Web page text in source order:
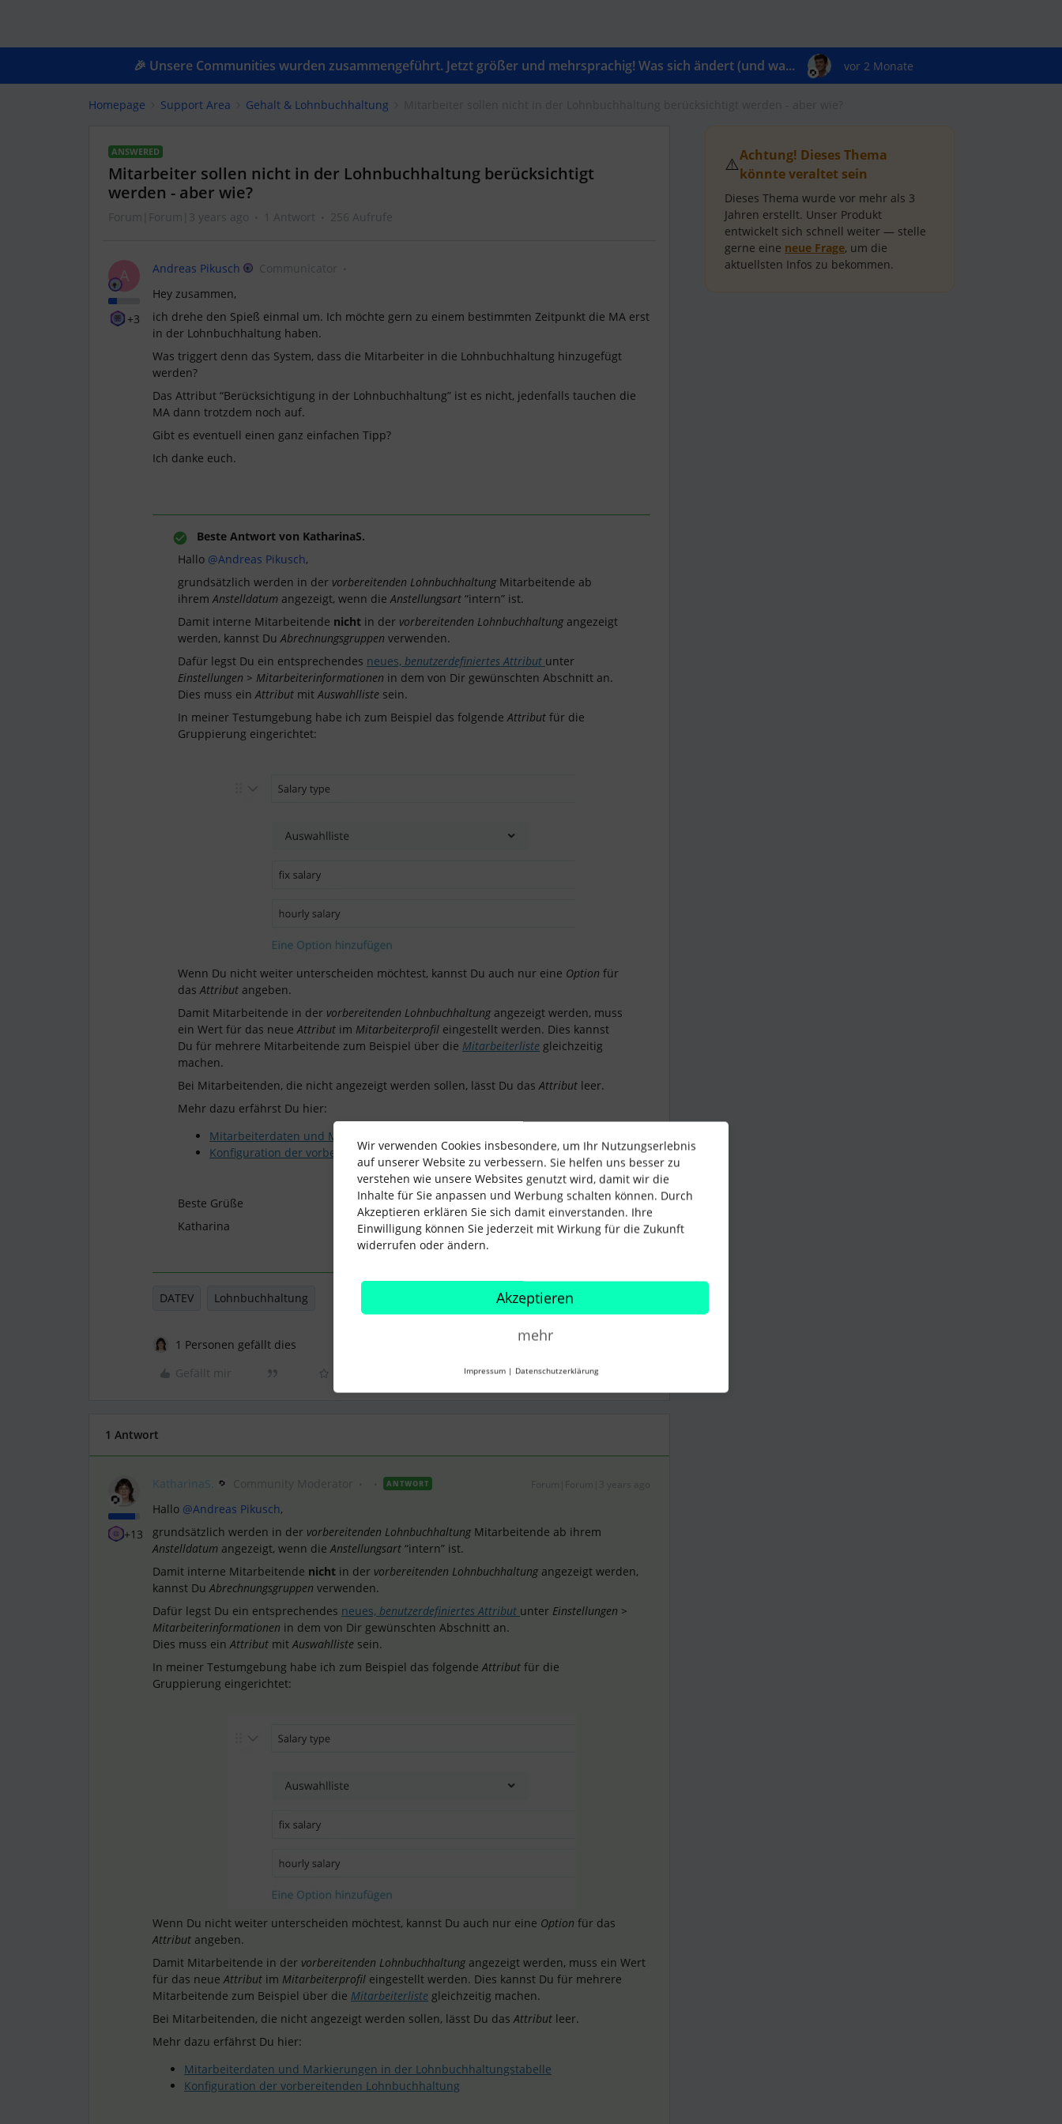
🎉 Unsere Communities wurden zusammengeführt. Jetzt größer und mehrsprachig! Was sich ändert (und wa... vor 2 Monate
Homepage Support Area Gehalt & Lohnbuchhaltung
ANSWERED
Mitarbeiter sollen nicht in der Lohnbuchhaltung berücksichtigt
werden - aber wie?
Forum|Forum|3 years ago 1 Antwort 256 Aufrufe
A
+3
Andreas Pikusch
Communicator
Hey zusammen,
ich drehe den Spieß einmal um. Ich möchte gern zu einem bestimmten Zeitpunkt die MA erst
in der Lohnbuchhaltung haben.
Was triggert denn das System, dass die Mitarbeiter in die Lohnbuchhaltung hinzugefügt
werden?
Das Attribut “Berücksichtigung in der Lohnbuchhaltung” ist es nicht, jedenfalls tauchen die
MA dann trotzdem noch auf.
Gibt es eventuell einen ganz einfachen Tipp?
Ich danke euch.
Beste Antwort von KatharinaS.
Hallo @Andreas Pikusch,
grundsätzlich werden in der vorbereitenden Lohnbuchhaltung Mitarbeitende ab
ihremAnstelldatum angezeigt, wenn dieAnstellungsart “intern” ist.
Damit interne Mitarbeitende nicht in der vorbereitenden Lohnbuchhaltung angezeigt
werden, kannst DuAbrechnungsgruppen verwenden.
Dafür legst Du ein entsprechendes neues, benutzerdefiniertes Attribut unter
Einstellungen > Mitarbeiterinformationen in dem von Dir gewünschten Abschnitt an.
Dies muss einAttribut mitAuswahlliste sein.
In meiner Testumgebung habe ich zum Beispiel das folgendeAttribut für die
Gruppierung eingerichtet:
Wenn Du nicht weiter unterscheiden möchtest, kannst Du auch nur eine Option für
dasAttribut angeben.
Damit Mitarbeitende in der vorbereitenden Lohnbuchhaltung angezeigt werden, muss
ein Wert für das neueAttribut im Mitarbeiterprofil eingestellt werden. Dies kannst
Du für mehrere Mitarbeitende zum Beispiel über die Mitarbeiterliste gleichzeitig
machen.
Bei Mitarbeitenden, die nicht angezeigt werden sollen, lässt Du dasAttribut leer.
Mehr dazu erfährst Du hier:
Mitarbeiterdaten und Markierungen in der Lohnbuchhaltungstabelle
Konfiguration der vorbereitenden Lohnbuchhaltung
Beste Grüße
Katharina
DATEV Lohnbuchhaltung
1 Personen gefällt dies
Gefällt mir
1 Antwort
+13
KatharinaS. ANTWORT
Hallo @Andreas Pikusch,
grundsätzlich werden in der vorbereitenden Lohnbuchhaltung Mitarbeitende ab ihrem
Anstelldatum angezeigt, wenn dieAnstellungsart “intern” ist.
Damit interne Mitarbeitende nicht in der vorbereitenden Lohnbuchhaltung angezeigt werden,
kannst DuAbrechnungsgruppen verwenden.
Dafür legst Du ein entsprechendes neues, benutzerdefiniertes Attribut unter Einstellungen >
Mitarbeiterinformationen in dem von Dir gewünschten Abschnitt an.
Dies muss einAttribut mitAuswahlliste sein.
In meiner Testumgebung habe ich zum Beispiel das folgendeAttribut für die
Gruppierung eingerichtet:
Wenn Du nicht weiter unterscheiden möchtest, kannst Du auch nur eine Option für das
Attribut angeben.
Damit Mitarbeitende in der vorbereitenden Lohnbuchhaltung angezeigt werden, muss ein Wert
für das neueAttribut im Mitarbeiterprofil eingestellt werden. Dies kannst Du für mehrere
Mitarbeitende zum Beispiel über die Mitarbeiterliste gleichzeitig machen.
Bei Mitarbeitenden, die nicht angezeigt werden sollen, lässt Du dasAttribut leer.
Mehr dazu erfährst Du hier:
Mitarbeiterdaten und Markierungen in der Lohnbuchhaltungstabelle
Konfiguration der vorbereitenden Lohnbuchhaltung
⚠️Achtung! Dieses Thema
könnte veraltet sein
Dieses Thema wurde vor mehr als 3
Jahren erstellt. Unser Produkt
entwickelt sich schnell weiter — stelle
gerne eine neue Frage, um die
aktuellsten Infos zu bekommen.
Wir verwenden Cookies insbesondere, um Ihr Nutzungserlebnis
auf unserer Website zu verbessern. Sie helfen uns besser zu
verstehen wie unsere Websites genutzt wird, damit wir die
Inhalte für Sie anpassen und Werbung schalten können. Durch
Akzeptieren erklären Sie sich damit einverstanden. Ihre
Einwilligung können Sie jederzeit mit Wirkung für die Zukunft
widerrufen oder ändern.
Akzeptieren
mehr
Impressum | Datenschutzerklärung